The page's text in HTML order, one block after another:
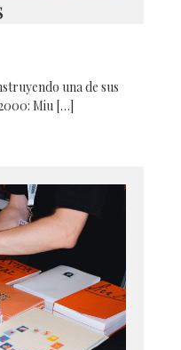
una de sus
Miu […]